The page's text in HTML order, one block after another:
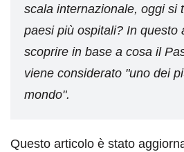
scala internazionale, oggi si
paesi più ospitali? In questo
scoprire in base a cosa il
viene considerato "uno dei
mondo".
Questo articolo è stato